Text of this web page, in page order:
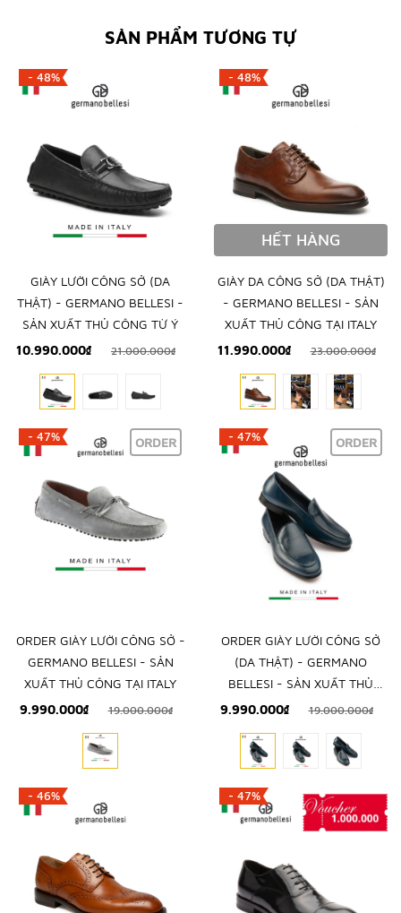
SẢN PHẨM TƯƠNG TỰ
- 48%
GIÀY LƯỜI CÔNG SỞ (DA
THẬT) - GERMANO BELLESI -
SẢN XUẤT THỦ CÔNG TỪ Ý
10.990.000₫
21.000.000₫
- 48%
HẾT HÀNG
GIÀY DA CÔNG SỞ (DA THẬT)
- GERMANO BELLESI - SẢN
XUẤT THỦ CÔNG TẠI ITALY
11.990.000₫
23.000.000₫
- 47% ORDER
ORDER GIÀY LƯỜI CÔNG SỞ -
GERMANO BELLESI - SẢN
XUẤT THỦ CÔNG TẠI ITALY
9.990.000₫
19.000.000₫
- 47% ORDER
ORDER GIÀY LƯỜI CÔNG SỞ
(DA THẬT) - GERMANO
BELLESI - SẢN XUẤT THỦ
CÔNG TẠI ITALY
9.990.000₫ 19.000.000₫
- 46% - 47%